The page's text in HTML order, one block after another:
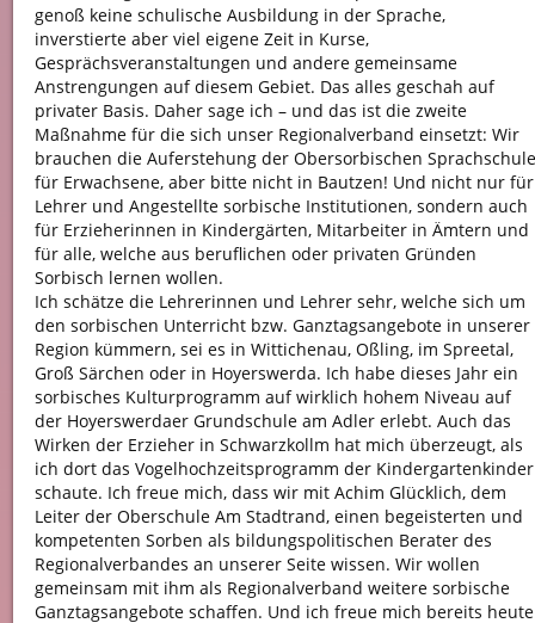
genoß keine schulische Ausbildung in der Sprache,
inverstierte aber viel eigene Zeit in Kurse,
Gesprächsveranstaltungen und andere gemeinsame
Anstrengungen auf diesem Gebiet. Das alles geschah auf
privater Basis. Daher sage ich – und das ist die zweite
Maßnahme für die sich unser Regionalverband einsetzt: Wir
brauchen die Auferstehung der Obersorbischen Sprachschule
für Erwachsene, aber bitte nicht in Bautzen! Und nicht nur für
Lehrer und Angestellte sorbische Institutionen, sondern auch
für Erzieherinnen in Kindergärten, Mitarbeiter in Ämtern und
für alle, welche aus beruflichen oder privaten Gründen
Sorbisch lernen wollen.
Ich schätze die Lehrerinnen und Lehrer sehr, welche sich um
den sorbischen Unterricht bzw. Ganztagsangebote in unserer
Region kümmern, sei es in Wittichenau, Oßling, im Spreetal,
Groß Särchen oder in Hoyerswerda. Ich habe dieses Jahr ein
sorbisches Kulturprogramm auf wirklich hohem Niveau auf
der Hoyerswerdaer Grundschule am Adler erlebt. Auch das
Wirken der Erzieher in Schwarzkollm hat mich überzeugt, als
ich dort das Vogelhochzeitsprogramm der Kindergartenkinder
schaute. Ich freue mich, dass wir mit Achim Glücklich, dem
Leiter der Oberschule Am Stadtrand, einen begeisterten und
kompetenten Sorben als bildungspolitischen Berater des
Regionalverbandes an unserer Seite wissen. Wir wollen
gemeinsam mit ihm als Regionalverband weitere sorbische
Ganztagsangebote schaffen. Und ich freue mich bereits heute